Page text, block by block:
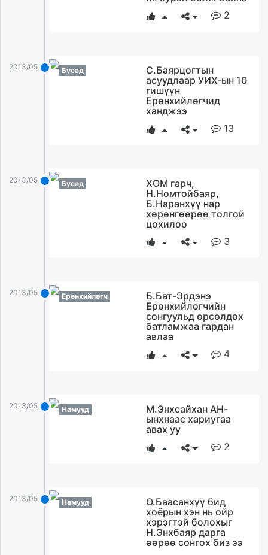
2
2013/05/07 Бусад
С.Баярцогтын
асуудлаар УИХ-ын 10
гишүүн
Ерөнхийлөгчид
ханджээ
13
2013/05/07 Бусад
ХОМ гарч,
Н.Номтойбаяр,
Б.Наранхүү нар
хөрөнгөөрөө толгой
цохилоо
3
2013/05/07 Ерөнхийлөгч
Б.Бат-Эрдэнэ
Ерөнхийлөгчийн
сонгуульд өрсөлдөх
батламжаа гардан
авлаа
4
2013/05/07 Намууд
М.Энхсайхан АН-
ынхнаас хариугаа
авах уу
2
2013/05/07 Намууд
О.Баасанхүү бид
хоёрын хэн нь ойр
хэрэгтэй болохыг
Н.Энхбаяр дарга
өөрөө сонгох биз ээ